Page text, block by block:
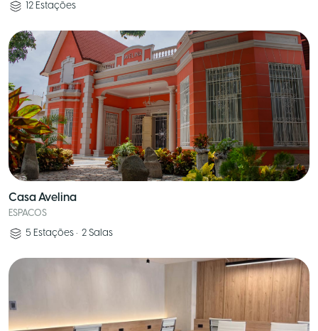
12 Estações
Casa Avelina
ESPACOS
5 Estações • 2 Salas